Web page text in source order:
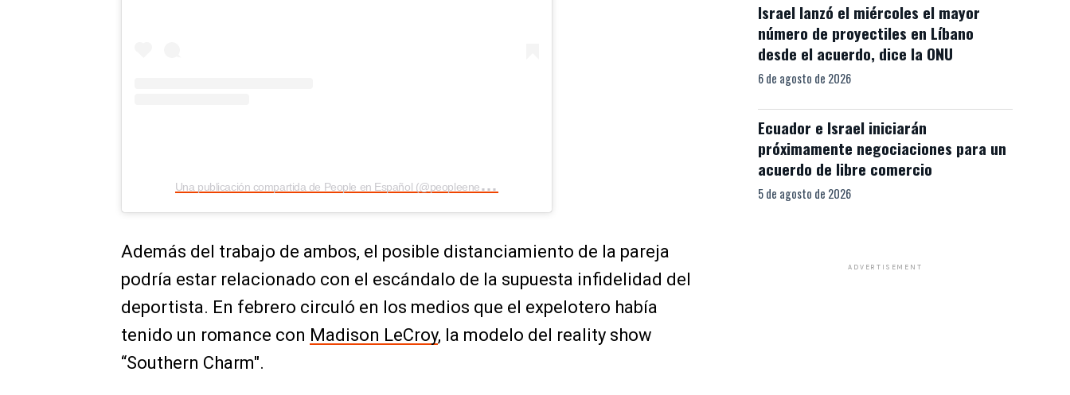
U
na publicación compartida de People en Español (@peopleenespanol)
Además del trabajo de ambos, el posible distanciamiento de la pareja
podría estar relacionado con el escándalo de la supuesta infidelidad del
deportista. En febrero circuló en los medios que el expelotero había
tenido un romance con Madison LeCroy, la modelo del reality show
“Southern Charm".
Israel lanzó el miércoles el mayor
número de proyectiles en Líbano
desde el acuerdo, dice la ONU
6 de agosto de 2026
Ecuador e Israel iniciarán
próximamente negociaciones para un
acuerdo de libre comercio
5 de agosto de 2026
ADVERTISEMENT